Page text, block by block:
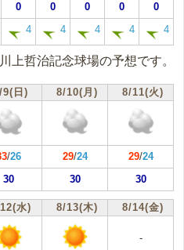
0 0 0 0 0
4 4 4 4 4
上哲治記念球場の予想です。
9(日) 8/10(月) 8/11(火)
/26 29/24 29/24
30 30 30
水) 8/13(木) 8/14(金)
-